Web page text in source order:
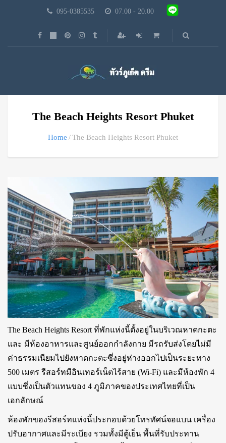
095-0385535 07.00 - 20.00
The Beach Heights Resort Phuket
Home The Beach Heights Resort Phuket
The Beach Heights Resort ที่พักแห่งนี้ตั้งอยู่ในบริเวณหาดกะตะ
และ มีห้องอาหารและศูนย์ออกกำลังกาย มีรถรับส่งโดยไม่มี
ค่าธรรมเนียมไปยังหาดกะตะซึ่งอยู่ห่างออกไปเป็นระยะทาง
500 เมตร รีสอร์ทมีอินเทอร์เน็ตไร้สาย (Wi-Fi) และมีห้องพัก 4
แบบซึ่งเป็นตัวแทนของ 4 ภูมิภาคของประเทศไทยที่เป็น
เอกลักษณ์
ห้องพักของรีสอร์ทแห่งนี้ประกอบด้วยโทรทัศน์จอแบน เครื่อง
ปรับอากาศและมีระเบียง รวมทั้งมีตู้เย็น พื้นที่รับประทาน